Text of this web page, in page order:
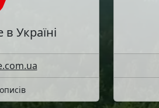
в Україні